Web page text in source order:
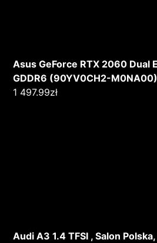
Asus GeForce RTX 2060 Dual
GDDR6 (90YV0CH2-M0NA00)
1 497.99zł
Audi A3 1.4 TFSI , Salon